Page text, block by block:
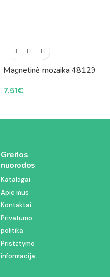
Magnetinė mozaika 48129
7.51€
Greitos
nuorodos
Katalogai
Apie mus
Kontaktai
Privatumo
politika
Pristatymo
informacija